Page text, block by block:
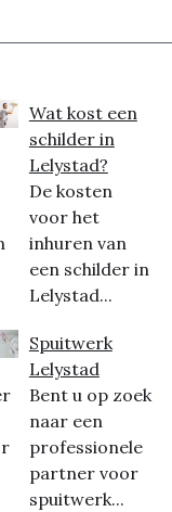
Wat kost een
schilder in
Lelystad?
De kosten
voor het
inhuren van
een schilder in
Lelystad...
Spuitwerk
Lelystad
Bent u op zoek
naar een
professionele
partner voor
spuitwerk...